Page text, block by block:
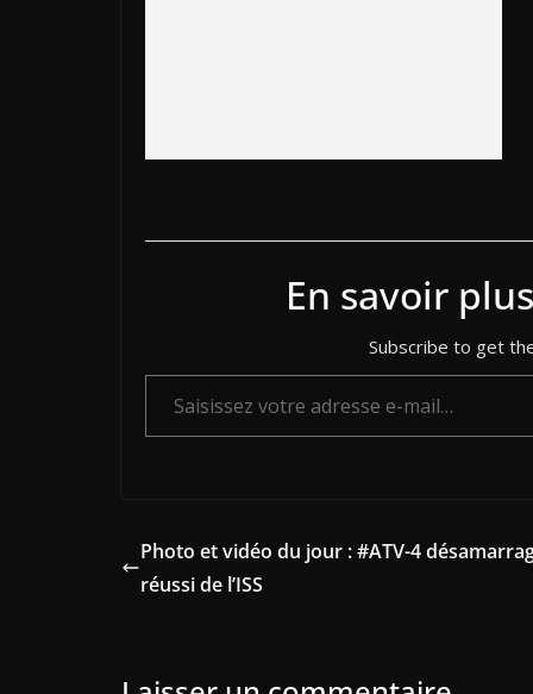
En savoir
Subscribe to get
Saisissez votre adresse e-mail…
Photo et vidéo du jour : #ATV-4
réussi de l’ISS